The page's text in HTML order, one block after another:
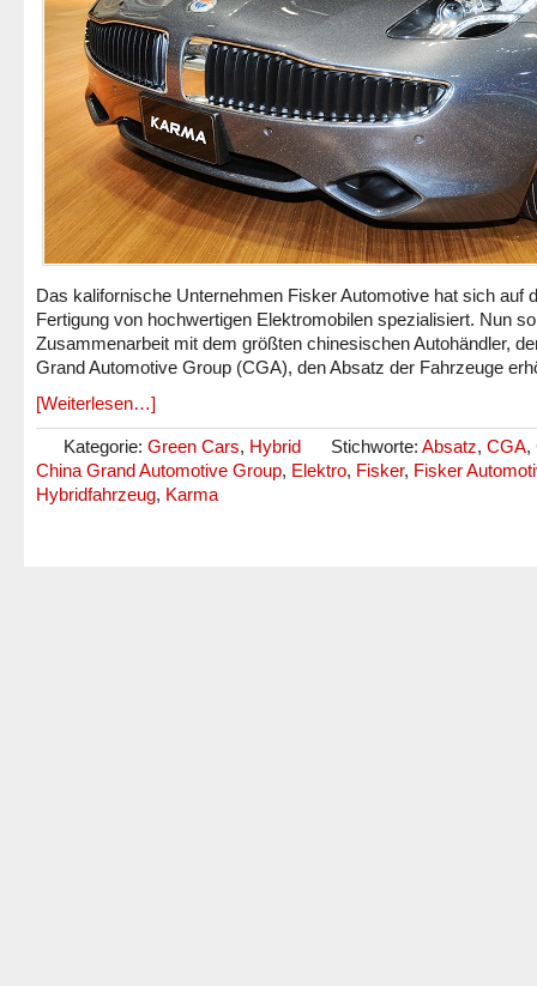
Das kalifornische Unternehmen Fisker Automotive hat sich auf
Fertigung von hochwertigen Elektromobilen spezialisiert. Nun
Zusammenarbeit mit dem größten chinesischen Autohändler,
Grand Automotive Group (CGA), den Absatz der Fahrzeuge
[Weiterlesen…]
Kategorie: Green Cars, Hybrid Stichworte: Absatz, CGA,
China Grand Automotive Group, Elektro, Fisker, Fisker
Hybridfahrzeug, Karma